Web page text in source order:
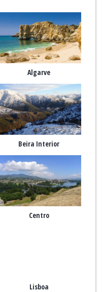
Algarve
Beira Interior
Centro
Lisboa